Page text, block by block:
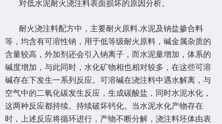
对低水泥耐火浇注料表面损坏的原因分析。
耐火浇注料配方中，主要耐火原料.水泥及钠盐掺合料
等，均含有可溶性钠，用于低等级耐火原料，碱金属杂质的
含量较高，外加剂还会引入钠离子，而水泥量增加，体系的
碱度增加，与此同时，水化矿物相也相对较多，在这些可溶
碱存在下发生一系列反应。可溶碱在浇注料中遇水解离，与
空气中的二氧化碳发生反应，生成碳酸盐，同时水泥水化，
这两种反应都持续。持续破坏钙化。当水泥水化产物存在
时，上述反应将循环进行，产物不断分解，浇注料坯体由表